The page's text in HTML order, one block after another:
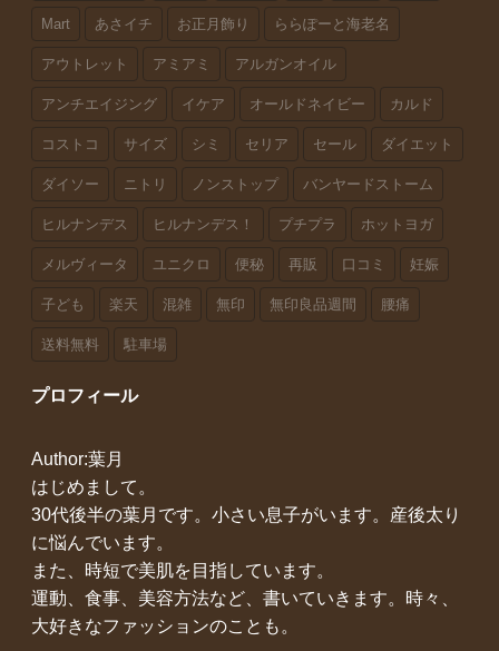
Mart あさイチ お正月飾り ららぽーと海老名
アウトレット アミアミ アルガンオイル
アンチエイジング イケア オールドネイビー カルド
コストコ サイズ シミ セリア セール ダイエット
ダイソー ニトリ ノンストップ バンヤードストーム
ヒルナンデス ヒルナンデス！ プチプラ ホットヨガ
メルヴィータ ユニクロ 便秘 再販 口コミ 妊娠
子ども 楽天 混雑 無印 無印良品週間 腰痛
送料無料 駐車場
プロフィール
Author:葉月
はじめまして。
30代後半の葉月です。小さい息子がいます。産後太り
に悩んでいます。
また、時短で美肌を目指しています。
運動、食事、美容方法など、書いていきます。時々、
大好きなファッションのことも。